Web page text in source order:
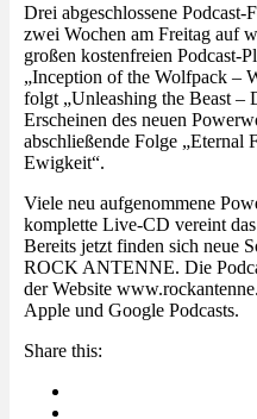
Drei abgeschlossene Podcast-
zwei Wochen am Freitag auf
großen kostenfreien Podcast-
„Inception of the Wolfpack –
folgt „Unleashing the Beast –
Erscheinen des neuen
abschließende Folge „Eternal
Ewigkeit“.
Viele neu aufgenommene
komplette Live-CD vereint
Bereits jetzt finden sich neue
ROCK ANTENNE. Die
der Website
Apple und Google Podcasts.
Share this: